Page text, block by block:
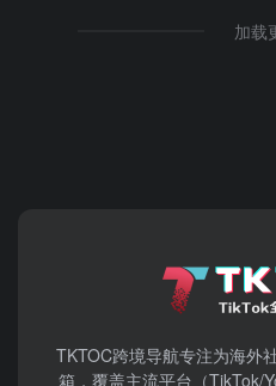
加载
TKTOC跨境导航​专注为海外
箱，覆盖主流平台（TikTok/